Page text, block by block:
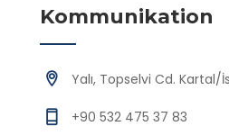
Kommunikation
Yalı, Topselvi Cd. Kartal/
+90 532 475 37 83